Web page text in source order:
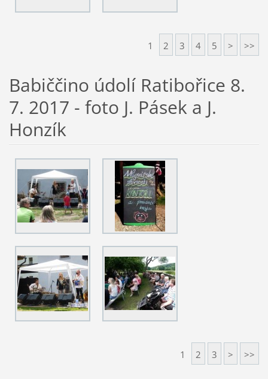
1 2 3 4 5 > >>
Babiččino údolí Ratibořice 8.
7. 2017 - foto J. Pásek a J.
Honzík
1 2 3 > >>